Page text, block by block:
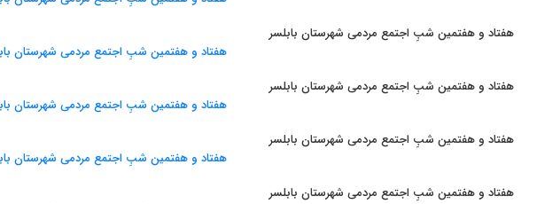
هفتاد و هفتمین شبِ اجتمع مردمی شهرستان بابلسر
هفتاد و هفتمین شبِ اجتمع مردمی شهرستان بابلسر
هفتاد و هفتمین شبِ اجتمع مردمی شهرستان بابلسر
هفتاد و هفتمین شبِ اجتمع مردمی شهرستان بابلسر